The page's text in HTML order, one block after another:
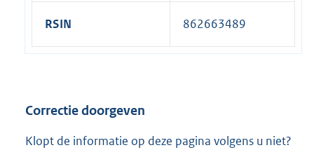
RSIN 862663489
Correctie doorgeven
Klopt de informatie op deze pagina volgens u niet?